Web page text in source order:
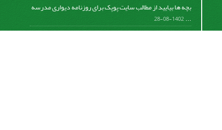
بچه ها بیایید از مطالب سایت پوپک برای روزنامه دیواری مدرسه
...
1402-08-28